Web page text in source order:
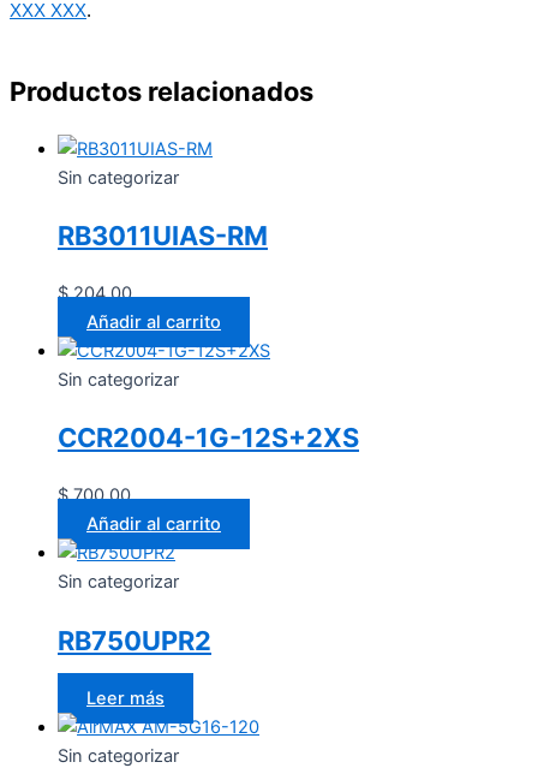
XXX XXX.
Productos relacionados
Sin categorizar
RB3011UIAS-RM
$204.00
Añadir al carrito
Sin categorizar
CCR2004-1G-12S+2XS
$700.00
Añadir al carrito
Sin categorizar
RB750UPR2
Leer más
Sin categorizar